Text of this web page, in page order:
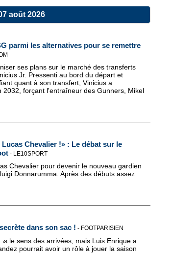
août 2026
parmi les alternatives pour se remettre
ses plans sur le marché des transferts
Jr. Pressenti au bord du départ et
quant à son transfert, Vinicius a
forçant l'entraîneur des Gunners, Mikel
Chevalier !» : Le débat sur le
- LE10SPORT
Chevalier pour devenir le nouveau gardien
Donnarumma. Après des débuts assez
dans son sac ! - FOOTPARISIEN
le sens des arrivées, mais Luis Enrique a
pourrait avoir un rôle à jouer la saison